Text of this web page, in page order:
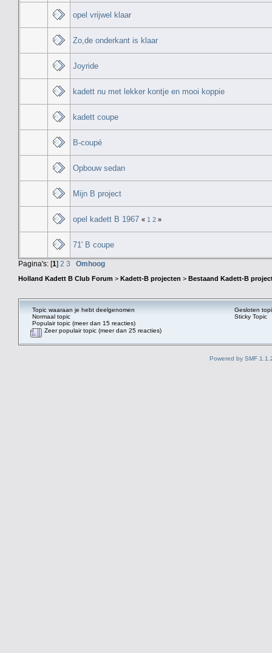
opel vrijwel klaar
Zo,de onderkant is klaar
Joyride
kadett nu met lekker kontje en mooi koppie
kadett coupe
B-coupé
Opbouw sedan
Mijn B project
opel kadett B 1967 « 1 2 »
71' B coupe
Pagina's: [1] 2 3 Omhoog
Holland Kadett B Club Forum > Kadett-B projecten > Bestaand Kadett-B
Topic waaraan je hebt deelgenomen
Normaal topic
Populair topic (meer dan 15 reacties)
Zeer populair topic (meer dan 25 reacties)
Gesloten
Sticky Topic
Powered by SMF